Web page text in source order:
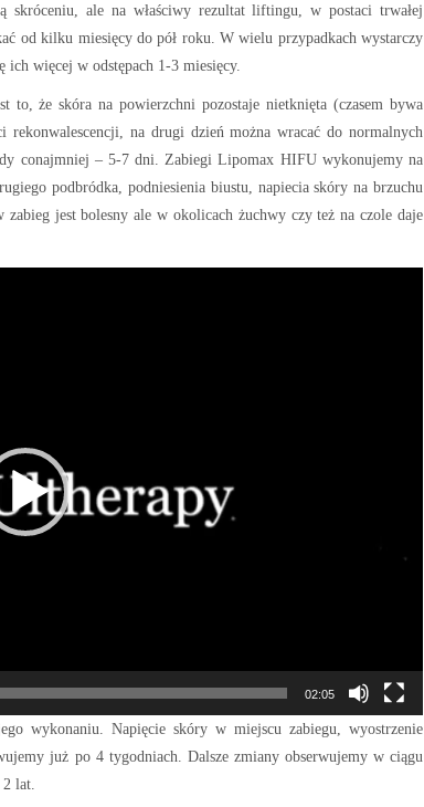
skróceniu, ale na właściwy rezultat liftingu, w postaci trwałej
od kilku miesięcy do pół roku. W wielu przypadkach wystarczy
więcej w odstępach 1-3 miesięcy.
że skóra na powierzchni pozostaje nietknięta (czasem bywa
rekonwalescencji, na drugi dzień można wracać do normalnych
conajmniej – 5-7 dni. Zabiegi Lipomax HIFU wykonujemy na
podbródka, podniesienia biustu, napiecia skóry na brzuchu
jest bolesny ale w okolicach żuchwy czy też na czole daje
02:05
wykonaniu. Napięcie skóry w miejscu zabiegu, wyostrzenie
już po 4 tygodniach. Dalsze zmiany obserwujemy w ciągu
lat.